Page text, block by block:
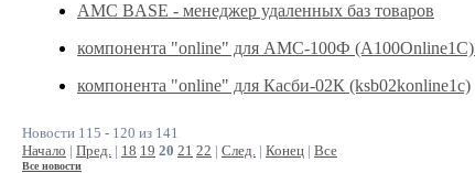
AMC BASE - менеджер удаленных баз товаров
компонента "online" для АМС-100Ф (А100Online1С)
компонента "online" для Касби-02К (ksb02konline1c)
Новости 115 - 120 из 141
Начало | Пред. | 18 19 20 21 22 | След. | Конец | Все
Все новости